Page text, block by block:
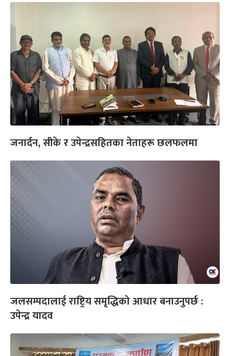
जनार्दन, सीके र उपेन्द्रसहितका नेताहरू छलफलमा
जलसम्पदालाई राष्ट्रिय समृद्धिको आधार बनाउनुपर्छ :
उपेन्द्र यादव